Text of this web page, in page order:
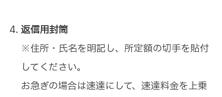
返信用封筒
※住所・氏名を明記し、所定額の切手を貼付
してください。
お急ぎの場合は速達にして、速達料金を上乗